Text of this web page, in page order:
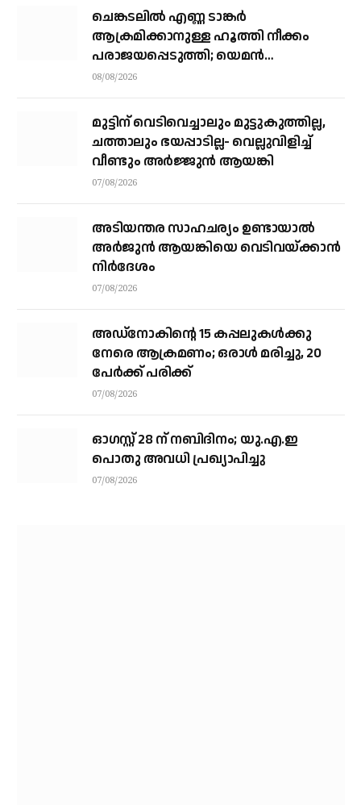
ചെങ്കടലില്‍ എണ്ണ ടാങ്കര്‍
ആക്രമിക്കാനുള്ള ഹൂത്തി നീക്കം
പരാജയപ്പെടുത്തി; യെമൻ
സംഘർഷത്തിലേക്ക് നീങ്ങുന്നുവെന്ന്
08/08/2026
മുട്ടിന് വെടിവെച്ചാലും മുട്ടുകുത്തില്ല,
ചത്താലും ഭയപ്പാടില്ല- വെല്ലുവിളിച്ച്
വീണ്ടും അർജ്ജുൻ ആയങ്കി
07/08/2026
അടിയന്തര സാഹചര്യം ഉണ്ടായാല്‍
അര്‍ജുന്‍ ആയങ്കിയെ വെടിവയ്ക്കാന്‍
നിര്‍ദേശം
07/08/2026
അഡ്നോകിന്റെ 15 കപ്പലുകള്‍ക്കു
നേരെ ആക്രമണം; ഒരാള്‍ മരിച്ചു, 20
പേര്‍ക്ക് പരിക്ക്
07/08/2026
ഓഗസ്റ്റ് 28 ന് നബിദിനം; യു.എ.ഇ
പൊതു അവധി പ്രഖ്യാപിച്ചു
07/08/2026